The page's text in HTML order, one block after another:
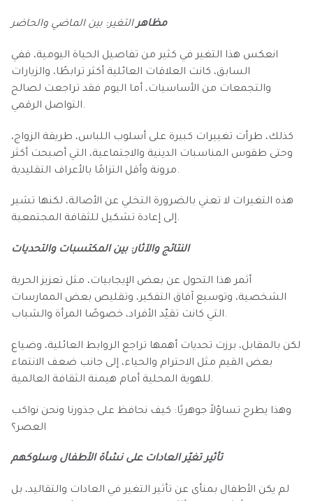
مظاهرالتغير: بين الماضي والحاضر
انعكس هذا التغير في كثير من تفاصيل الحياة اليومية، ففي
السابق، كانت العلاقات العائلية أكثر ترابطًا، والزيارات
والتجمعات من الأساسيات، أما اليوم فقد تراجعت لصالح
التواصل الرقمي.
كذلك، طرأت تغييرات كبيرة على أسلوب اللباس، طريقة الزواج،
وحتى طقوس المناسبات الدينية والاجتماعية، التي أصبحت أكثر
مرونة وأقل التزامًا بالأعراف التقليدية.
هذه التغيرات لا تعني بالضرورة التخلي عن الأصالة، لكنها تشير
إلى إعادة تشكيل للثقافة المجتمعية.
النتائج والآثار: بين المكتسبات والتحديات
أثمر هذا التحول عن بعض الإيجابيات، مثل تعزيز الحرية
الشخصية، وتوسيع آفاق التفكير، وتقليص بعض الممارسات
التي كانت تقيّد الأفراد، خصوصًا المرأة والشباب.
لكن بالمقابل، برزت تحديات أهمها تراجع الروابط العائلية، وضياع
بعض القيم مثل الاحترام والحياء، إلى جانب ضعف الانتماء
للهوية المحلية أمام هيمنة الثقافة العالمية.
وهذا يطرح تساؤلاً جوهريًا: كيف نحافظ على جذورنا ونحن نواكب
العصر؟
تأثير تغيّر العادات على نشأة الأطفال وسلوكهم
لم يكن الأطفال بمنأى عن تأثير التغير في العادات والتقاليد، بل